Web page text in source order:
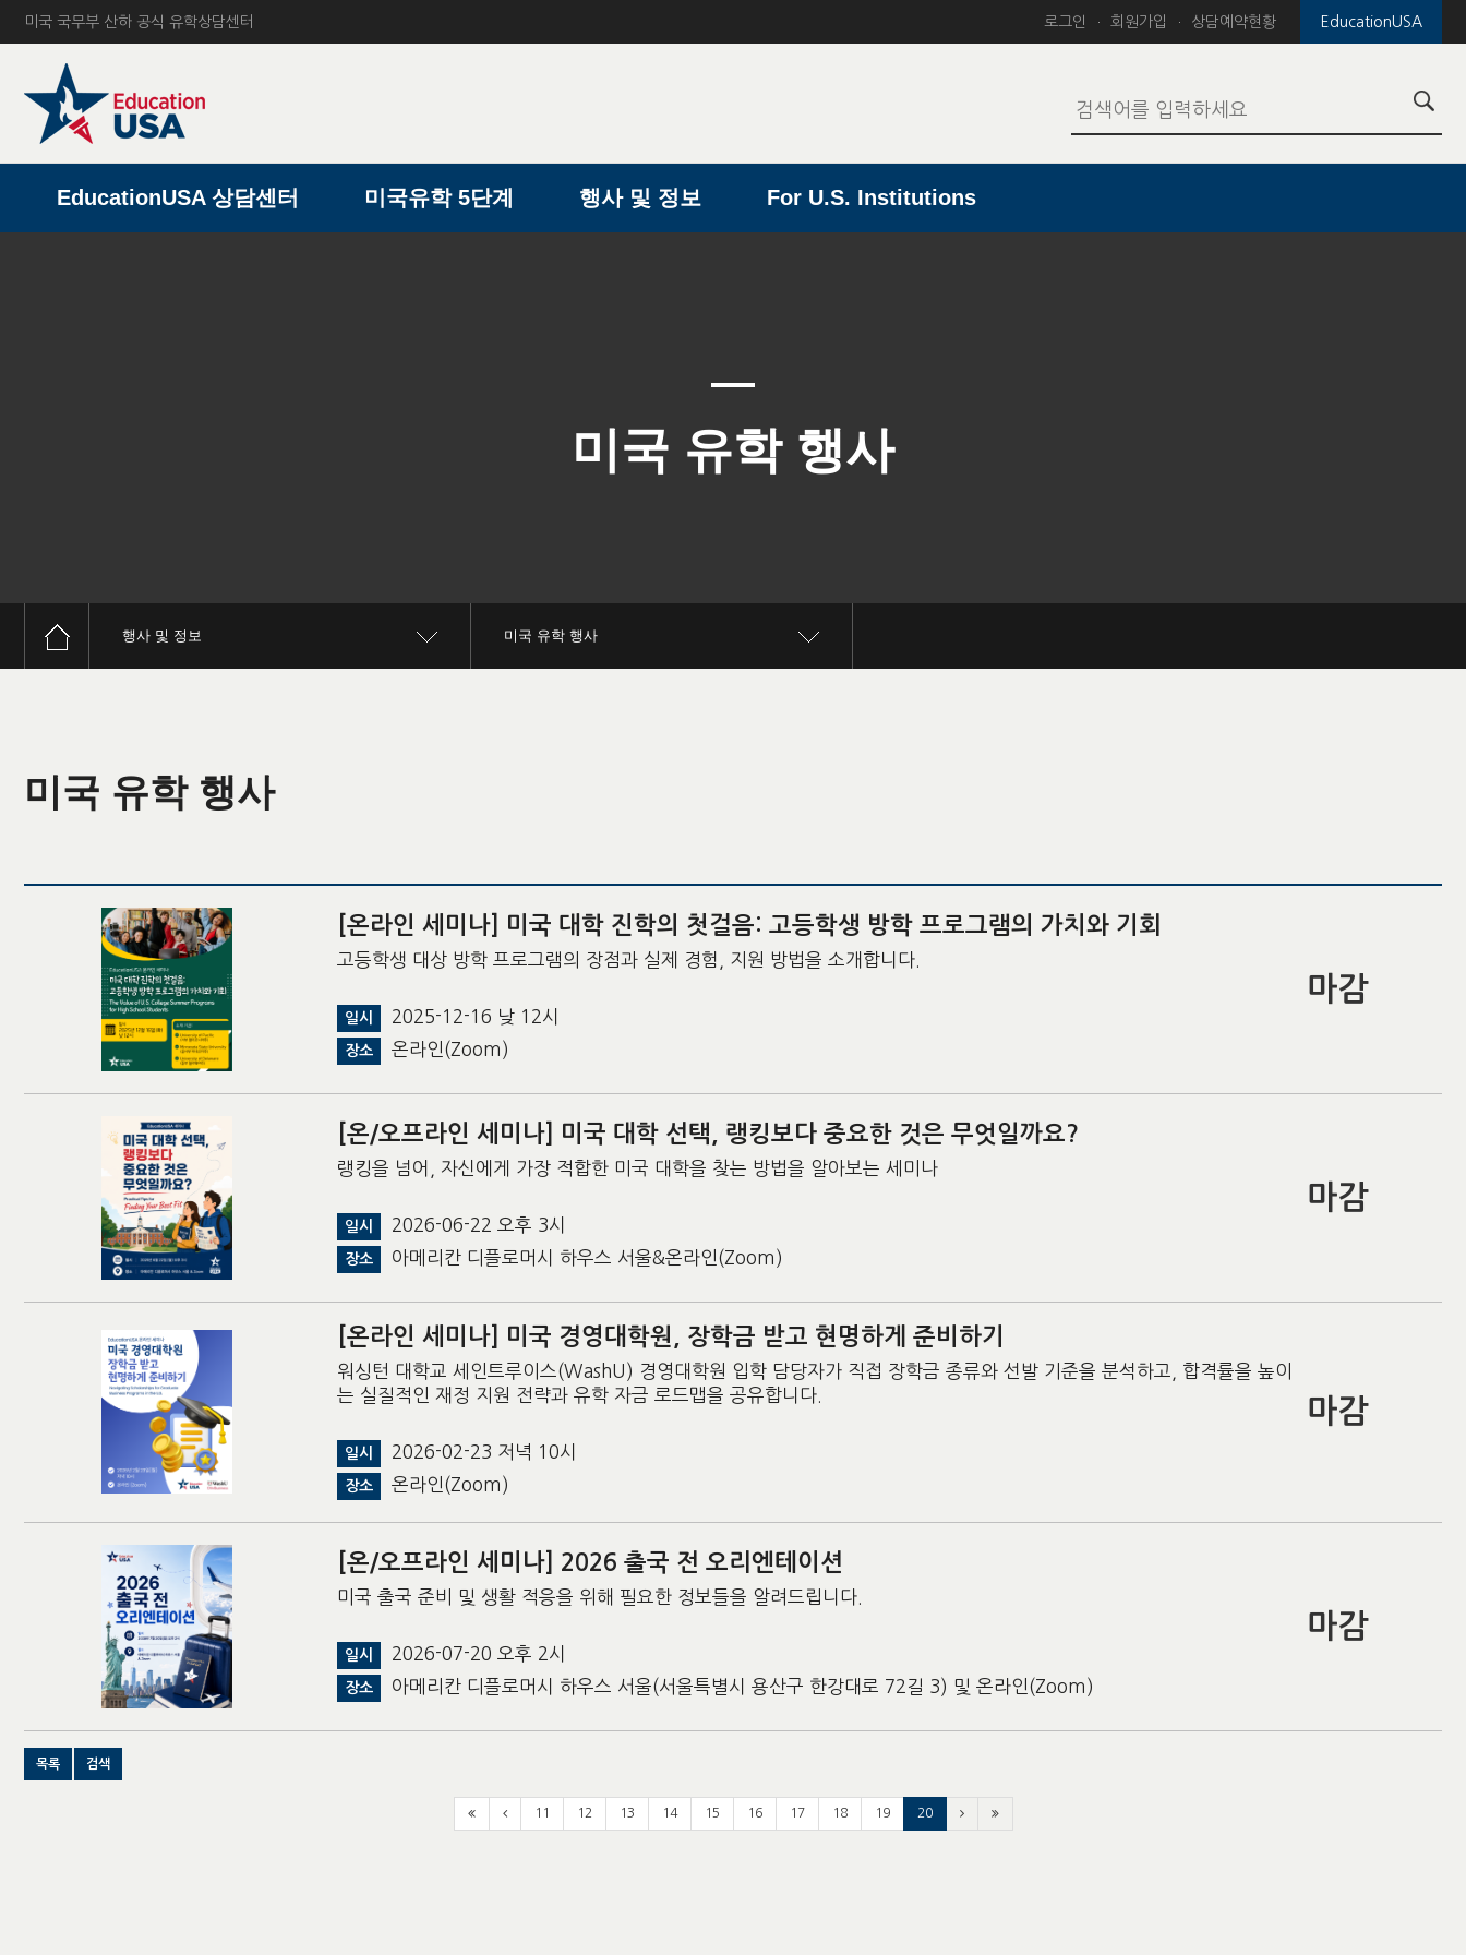
미국 국무부 산하 공식 유학상담센터 EducationUSA
로그인 회원가입 상담예약현황
EducationUSA 상담센터 미국유학 5단계 행사 및 정보 For U.S. Institutions
미국 유학 행사
행사 및 정보 미국 유학 행사
미국 유학 행사
[온라인 세미나] 미국 대학 진학의 첫걸음: 고등학생 방학 프로그램의 가치와 기회
고등학생 대상 방학 프로그램의 장점과 실제 경험, 지원 방법을 소개합니다.
일시 2025-12-16 낮 12시
장소 온라인(Zoom)
마감
[온/오프라인 세미나] 미국 대학 선택, 랭킹보다 중요한 것은 무엇일까요?
랭킹을 넘어, 자신에게 가장 적합한 미국 대학을 찾는 방법을 알아보는 세미나
일시 2026-06-22 오후 3시
장소 아메리칸 디플로머시 하우스 서울&온라인(Zoom)
마감
[온라인 세미나] 미국 경영대학원, 장학금 받고 현명하게 준비하기
워싱턴 대학교 세인트루이스(WashU) 경영대학원 입학 담당자가 직접 장학금 종류와 선발 기준을 분석하고, 합격률을 높이
는 실질적인 재정 지원 전략과 유학 자금 로드맵을 공유합니다.
일시 2026-02-23 저녁 10시
장소 온라인(Zoom)
마감
[온/오프라인 세미나] 2026 출국 전 오리엔테이션
미국 출국 준비 및 생활 적응을 위해 필요한 정보들을 알려드립니다.
일시 2026-07-20 오후 2시
장소 아메리칸 디플로머시 하우스 서울(서울특별시 용산구 한강대로 72길 3) 및 온라인(Zoom)
마감
목록 검색
11 12 13 14 15 16 17 18 19 20